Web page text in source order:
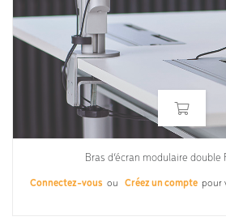
Bras d’écran modulaire double
Connectez-vous ou Créez un compte pour